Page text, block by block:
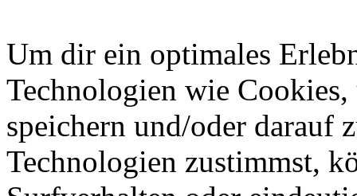
Um dir ein optimales
Technologien wie
speichern und/oder darauf
Technologien zustimmst,